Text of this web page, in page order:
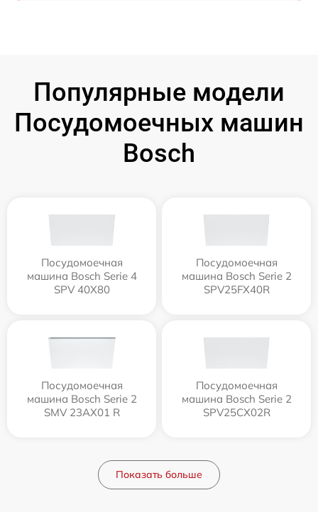
Популярные модели
Посудомоечных машин
Bosch
Посудомоечная
машина Bosch Serie 4
SPV 40X80
Посудомоечная
машина Bosch Serie 2
SPV25FX40R
Посудомоечная
машина Bosch Serie 2
SMV 23AX01 R
Посудомоечная
машина Bosch Serie 2
SPV25CX02R
Показать больше